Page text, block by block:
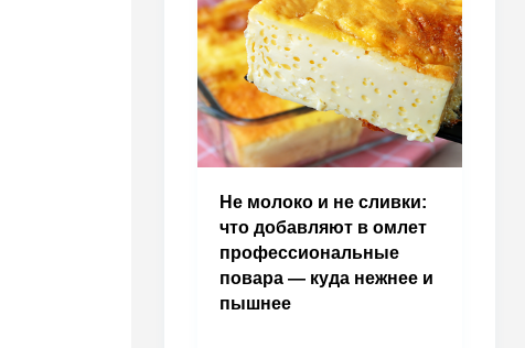
Не молоко и не сливки:
что добавляют в омлет
профессиональные
повара — куда нежнее и
пышнее